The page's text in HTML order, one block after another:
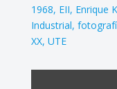
1968 EII Enrique
Industrial
XX UTE